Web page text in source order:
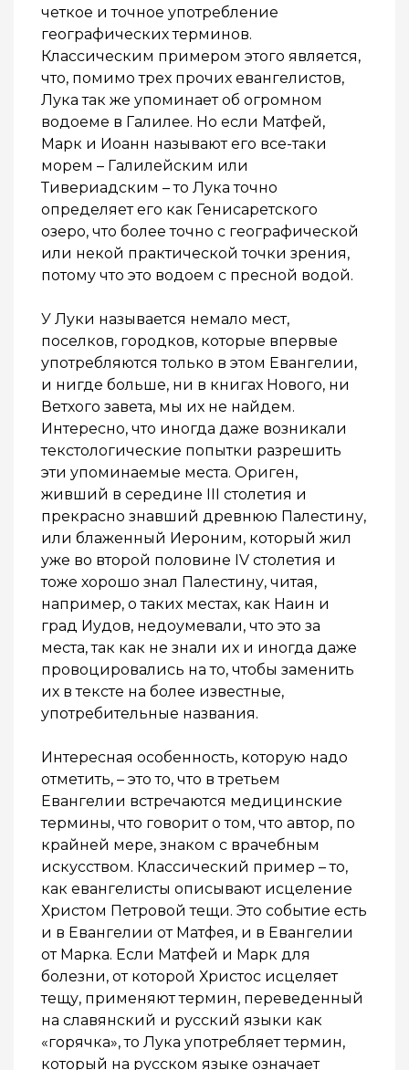
четкое и точное употребление
географических терминов.
Классическим примером этого является,
что, помимо трех прочих евангелистов,
Лука так же упоминает об огромном
водоеме в Галилее. Но если Матфей,
Марк и Иоанн называют его все-таки
морем – Галилейским или
Тивериадским – то Лука точно
определяет его как Генисаретского
озеро, что более точно с географической
или некой практической точки зрения,
потому что это водоем с пресной водой.
У Луки называется немало мест,
поселков, городков, которые впервые
употребляются только в этом Евангелии,
и нигде больше, ни в книгах Нового, ни
Ветхого завета, мы их не найдем.
Интересно, что иногда даже возникали
текстологические попытки разрешить
эти упоминаемые места. Ориген,
живший в середине III столетия и
прекрасно знавший древнюю Палестину,
или блаженный Иероним, который жил
уже во второй половине IV столетия и
тоже хорошо знал Палестину, читая,
например, о таких местах, как Наин и
град Иудов, недоумевали, что это за
места, так как не знали их и иногда даже
провоцировались на то, чтобы заменить
их в тексте на более известные,
употребительные названия.
Интересная особенность, которую надо
отметить, – это то, что в третьем
Евангелии встречаются медицинские
термины, что говорит о том, что автор, по
крайней мере, знаком с врачебным
искусством. Классический пример – то,
как евангелисты описывают исцеление
Христом Петровой тещи. Это событие есть
и в Евангелии от Матфея, и в Евангелии
от Марка. Если Матфей и Марк для
болезни, от которой Христос исцеляет
тещу, применяют термин, переведенный
на славянский и русский языки как
«горячка», то Лука употребляет термин,
который на русском языке означает